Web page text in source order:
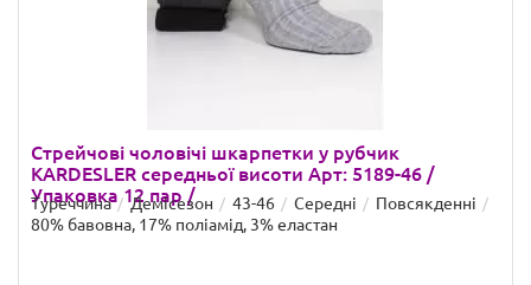
Стрейчові чоловічі шкарпетки у рубчик
KARDESLER середньої висоти Арт: 5189-46 /
Упаковка 12 пар /
Туреччина Демісезон 43-46 Середні
Повсякденні
80% бавовна, 17% поліамід, 3% еластан